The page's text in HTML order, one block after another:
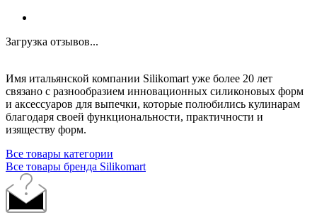
Загрузка отзывов...
Имя итальянской компании Silikomart уже более 20 лет
связано с разнообразием инновационных силиконовых форм
и аксессуаров для выпечки, которые полюбились кулинарам
благодаря своей функциональности, практичности и
изяществу форм.
Все товары категории
Все товары бренда Silikomart